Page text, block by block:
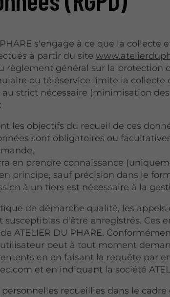
PHARE s'engage à ce que la collecte
à partir du site
règlement général sur la protection
ou téléservice limite la collecte
au strict nécessaire (minimisation
les objectifs du recueil de ces
sont obligatoires ou
en prendre connaissance
principe, sauf précision dans le
à un tiers est nécessaire à la
de démarche qualité, les appels
susceptibles d'être enregistrés. Ces
ATELIER DU PHARE.
peut à tout moment
en en faisant la requête par
et en indiquant la société
recueillies dans le cadre